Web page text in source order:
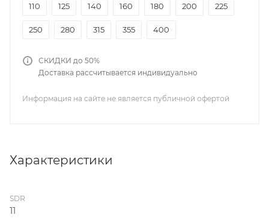
110 125 140 160 180 200 225
250 280 315 355 400
СКИДКИ до 50%
Доставка рассчитывается индивидуально
Информация на сайте не является публичной офертой
Характеристики
SDR
11